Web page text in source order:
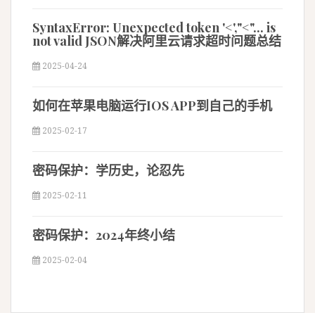
SyntaxError: Unexpected token '<',"<"... is
not valid JSON解决阿里云请求超时问题总结
2025-04-24
如何在苹果电脑运行IOS APP到自己的手机
2025-02-17
密码保护：学历史，论忍先
2025-02-11
密码保护：2024年终小结
2025-02-04